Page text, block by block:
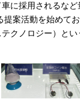
に採用されるなど
提案活動を始めて
クノロジー）とい